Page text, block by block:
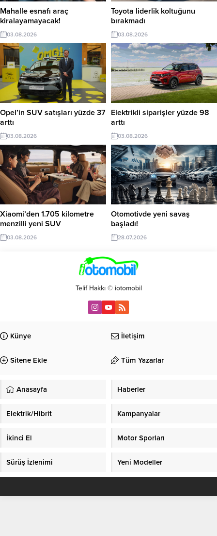
Mahalle esnafı araç
kiralayamayacak!
03.08.2026
Toyota liderlik koltuğunu
bırakmadı
03.08.2026
Opel’in SUV satışları yüzde 37
arttı
03.08.2026
Elektrikli siparişler yüzde 98
arttı
03.08.2026
Xiaomi’den 1.705 kilometre
menzilli yeni SUV
03.08.2026
Otomotivde yeni savaş
başladı!
28.07.2026
Telif Hakkı © iotomobil
Künye İletişim
Sitene Ekle Tüm Yazarlar
Anasayfa Haberler
Elektrik/Hibrit Kampanyalar
İkinci El Motor Sporları
Sürüş İzlenimi Yeni Modeller